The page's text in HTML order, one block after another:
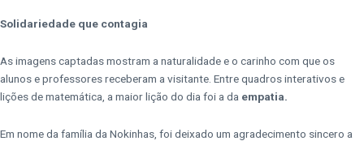
Solidariedade que contagia
As imagens captadas mostram a naturalidade e o carinho com que os
alunos e professores receberam a visitante. Entre quadros interativos e
lições de matemática, a maior lição do dia foi a da empatia.
Em nome da família da Nokinhas, foi deixado um agradecimento sincero a